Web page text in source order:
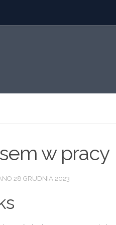
w pracy
28 GRUDNIA 2023